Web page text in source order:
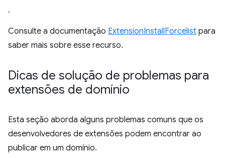
.
Consulte a documentação ExtensionInstallForcelist para
saber mais sobre esse recurso.
Dicas de solução de problemas para
extensões de domínio
Esta seção aborda alguns problemas comuns que os
desenvolvedores de extensões podem encontrar ao
publicar em um domínio.